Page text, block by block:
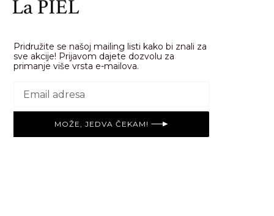
Pridružite se našoj mailing listi kako bi znali za
sve akcije! Prijavom dajete dozvolu za
primanje više vrsta e-mailova.
MOŽE, JEDVA ČEKAM!